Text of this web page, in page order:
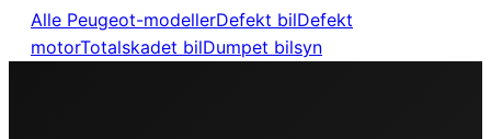
Alle Peugeot-modellerDefekt bilDefekt
motorTotalskadet bilDumpet bilsyn